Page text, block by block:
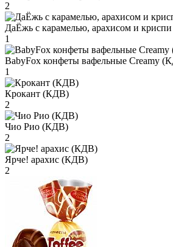
2
ДаЁжь с карамелью, арахисом и
1
BabyFox конфеты вафельные Creamy
1
Крокант (КДВ)
2
Чио Рио (КДВ)
2
Ярче! арахис (КДВ)
2